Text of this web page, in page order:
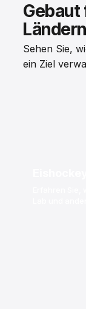
Gebaut
Sehen Sie,
ein Ziel